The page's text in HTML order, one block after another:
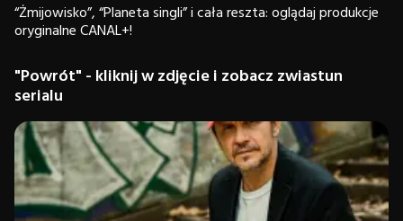
“Żmijowisko”, “Planeta singli” i cała reszta: oglądaj produkcje
oryginalne CANAL+!
"Powrót" - kliknij w zdjęcie i zobacz zwiastun
serialu